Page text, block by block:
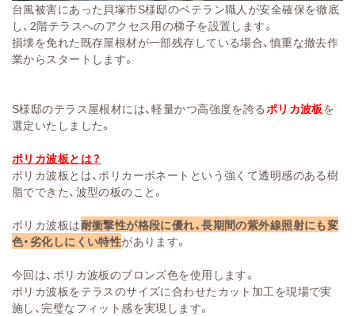
台風被害にあった貝塚市S様邸のベテラン職人が安全確保を徹底
し、2階テラスへのアクセス用の梯子を設置します。
損壊を免れた既存屋根材が一部残存している場合、慎重な撤去作
業からスタートします。
S様邸のテラス屋根材には、軽量かつ高強度を誇るポリカ波板を
選定いたしました。
ポリカ波板とは？
ポリカ波板とは、ポリカーボネートという強くて透明感のある樹
脂でできた、波型の板のこと。
ポリカ波板は耐衝撃性が格段に優れ、長期間の紫外線照射にも変
色・劣化しにくい特性があります。
今回は、ポリカ波板のブロンズ色を使用します。
ポリカ波板をテラスのサイズに合わせたカット加工を現場で実
施し、完璧なフィット感を実現します。